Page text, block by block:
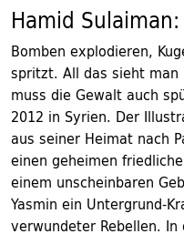
Hamid Sulaiman:
Bomben explodieren,
spritzt. All das sieht man
muss die Gewalt auch
2012 in Syrien. Der
aus seiner Heimat nach
einen geheimen
einem unscheinbaren
Yasmin ein Untergrund-
verwundeter Rebellen.